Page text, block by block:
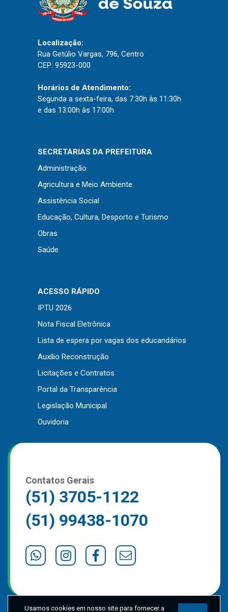
Portal do Servidor
Publicações
Diário Oficial (Até 30/04)
Recursos Humanos
Concursos
Instruções Normativas
Licitações
Dispensas e Inexigibilidades
Chamamentos Públicos
Leis, Decretos e Portarias
Transparência
Portal da Transparência
Radar da Transparência
Cespro
Downloads
Usamos cookies em nosso site para fornecer a
Localização:
Rua Getúlio Vargas, 796, Centro
CEP: 95923-000
Horários de Atendimento:
Segunda a sexta-feira, das 7:30h às 11:30h
e das 13:00h às 17:00h
SECRETARIAS DA PREFEITURA
Administração
Agricultura e Meio Ambiente
Assistência Social
Educação, Cultura, Desporto e Turismo
Obras
Saúde
ACESSO RÁPIDO
IPTU 2026
Nota Fiscal Eletrônica
Lista de espera por vagas dos educandários
Auxílio Reconstrução
Licitações e Contratos
Portal da Transparência
Legislação Municipal
Ouvidoria
Contatos Gerais
(51) 3705-1122
(51) 99438-1070